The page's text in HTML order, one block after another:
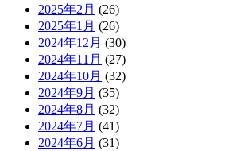
2025年2月 (26)
2025年1月 (26)
2024年12月 (30)
2024年11月 (27)
2024年10月 (32)
2024年9月 (35)
2024年8月 (32)
2024年7月 (41)
2024年6月 (31)